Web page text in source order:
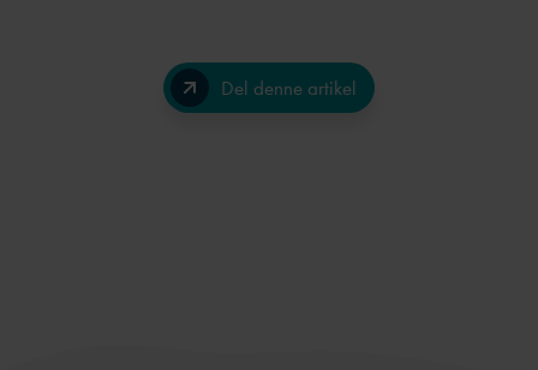
Del denne artikel